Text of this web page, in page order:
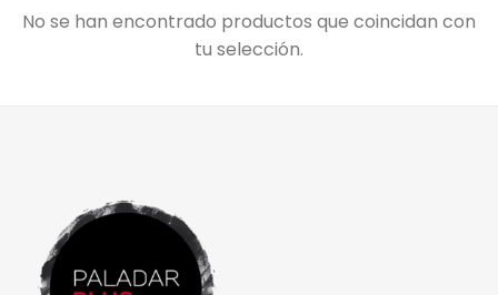
No se han encontrado productos que coincidan con
tu selección.